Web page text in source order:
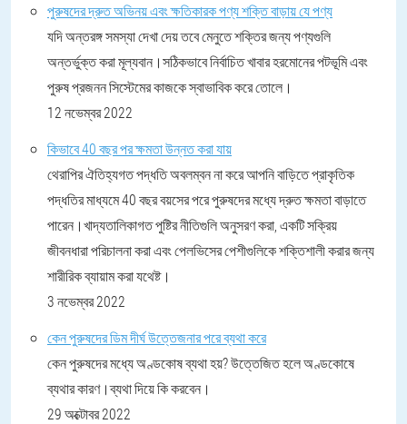
পুরুষদের দ্রুত অভিনয় এবং ক্ষতিকারক পণ্য শক্তি বাড়ায় যে পণ্য
যদি অন্তরঙ্গ সমস্যা দেখা দেয় তবে মেনুতে শক্তির জন্য পণ্যগুলি
অন্তর্ভুক্ত করা মূল্যবান।সঠিকভাবে নির্বাচিত খাবার হরমোনের পটভূমি এবং
পুরুষ প্রজনন সিস্টেমের কাজকে স্বাভাবিক করে তোলে।
12 নভেম্বর 2022
কিভাবে 40 বছর পর ক্ষমতা উন্নত করা যায়
থেরাপির ঐতিহ্যগত পদ্ধতি অবলম্বন না করে আপনি বাড়িতে প্রাকৃতিক
পদ্ধতির মাধ্যমে 40 বছর বয়সের পরে পুরুষদের মধ্যে দ্রুত ক্ষমতা বাড়াতে
পারেন।খাদ্যতালিকাগত পুষ্টির নীতিগুলি অনুসরণ করা, একটি সক্রিয়
জীবনধারা পরিচালনা করা এবং পেলভিসের পেশীগুলিকে শক্তিশালী করার জন্য
শারীরিক ব্যায়াম করা যথেষ্ট।
3 নভেম্বর 2022
কেন পুরুষদের ডিম দীর্ঘ উত্তেজনার পরে ব্যথা করে
কেন পুরুষদের মধ্যে অণ্ডকোষ ব্যথা হয়? উত্তেজিত হলে অণ্ডকোষে
ব্যথার কারণ।ব্যথা দিয়ে কি করবেন।
29 অক্টোবর 2022